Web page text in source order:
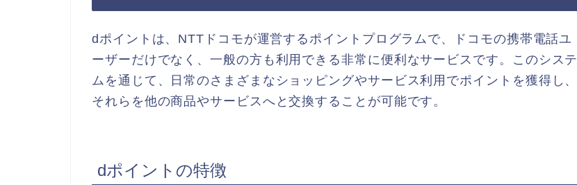
dポイントは、NTTドコモが運営するポイントプログラムで、ドコモの携帯電話ユ
ーザーだけでなく、一般の方も利用できる非常に便利なサービスです。このシステ
ムを通じて、日常のさまざまなショッピングやサービス利用でポイントを獲得し、
それらを他の商品やサービスへと交換することが可能です。
dポイントの特徴